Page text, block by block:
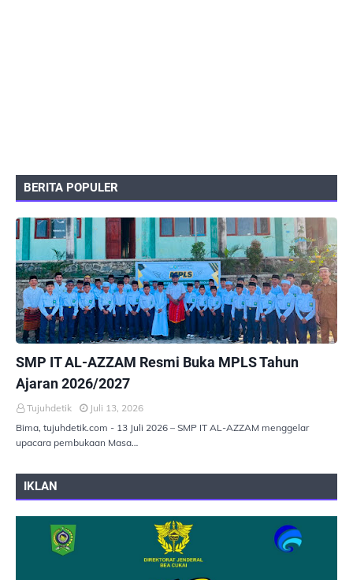
BERITA POPULER
SMP IT AL-AZZAM Resmi Buka MPLS Tahun
Ajaran 2026/2027
Tujuhdetik
Juli 13, 2026
Bima, tujuhdetik.com - 13 Juli 2026 – SMP IT AL-AZZAM menggelar
upacara pembukaan Masa…
IKLAN